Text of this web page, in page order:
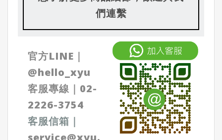
們連繫
官方LINE｜
@hello_xyu
客服專線｜ 02-
2226-3754
客服信箱 ｜
service@xyu.